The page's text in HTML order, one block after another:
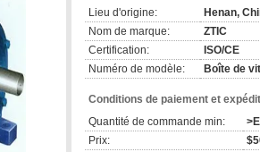
Lieu d'origine:
Henan,
Nom de marque:
ZTIC
Certification:
ISO/CE
Numéro de modèle:
Boîte de
Conditions de paiement et
Quantité de commande min:
Prix: